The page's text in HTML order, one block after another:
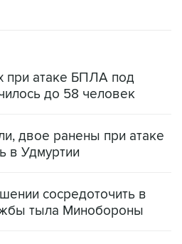
при атаке БПЛА под
до 58 человек
двое ранены при атаке
в Удмуртии
сосредоточить в
тыла Минобороны